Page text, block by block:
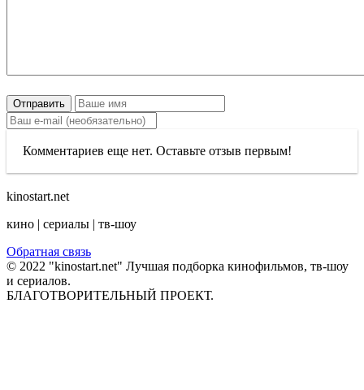
Отправить
Комментариев еще нет. Оставьте отзыв первым!
kinostart.net
кино | сериалы | тв-шоу
Обратная связь
© 2022 "kinostart.net" Лучшая подборка кинофильмов, тв-шоу
и сериалов.
БЛАГОТВОРИТЕЛЬНЫЙ ПРОЕКТ.